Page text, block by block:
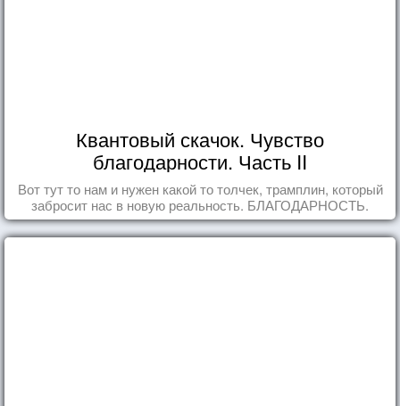
Квантовый скачок. Чувство
благодарности. Часть II
Вот тут то нам и нужен какой то толчек, трамплин, который
забросит нас в новую реальность. БЛАГОДАРНОСТЬ.